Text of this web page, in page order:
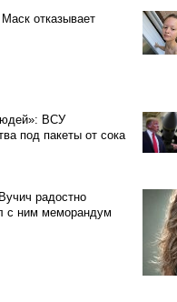
отказывает
ВСУ
под пакеты от сока
радостно
с ним меморандум